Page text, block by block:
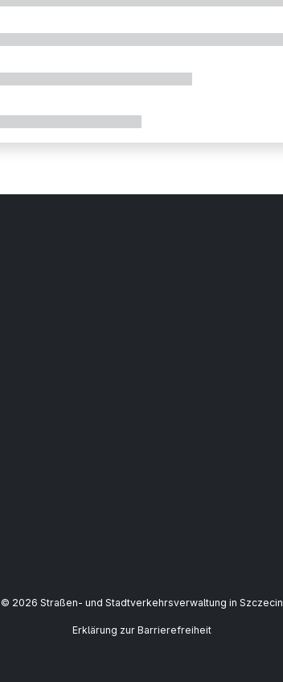
© 2026 Straßen- und Stadtverkehrsverwaltung in Szczecin
Erklärung zur Barrierefreiheit